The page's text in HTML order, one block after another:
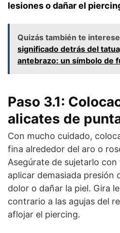
lesiones o dañar el
Quizás también te
significado detrás del
antebrazo: un símbolo de
Paso 3.1:
alicates de
Con mucho cuidado,
fina alrededor del aro o
Asegúrate de sujetarlo
aplicar demasiada presión
dolor o dañar la piel. Gira
contrario a las agujas del
aflojar el piercing.